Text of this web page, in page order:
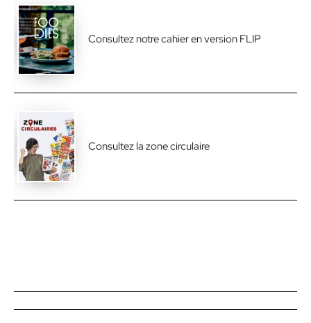
Consultez notre cahier en version FLIP
Consultez la zone circulaire